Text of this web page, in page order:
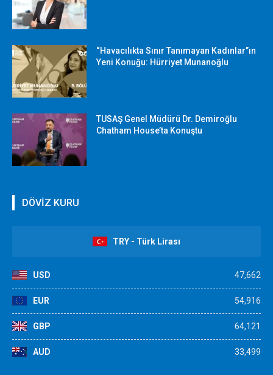
“Havacılıkta Sınır Tanımayan Kadınlar”ın
Yeni Konuğu: Hürriyet Munanoğlu
TUSAŞ Genel Müdürü Dr. Demiroğlu
Chatham House’ta Konuştu
DÖVİZ KURU
TRY - Türk Lirası
USD 47,662
EUR 54,916
GBP 64,121
AUD 33,499